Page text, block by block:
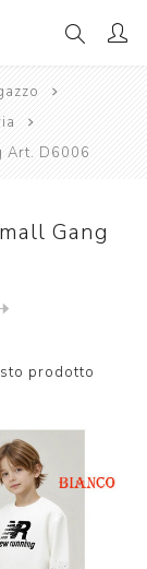
Art. D6006
Gang
prodotto